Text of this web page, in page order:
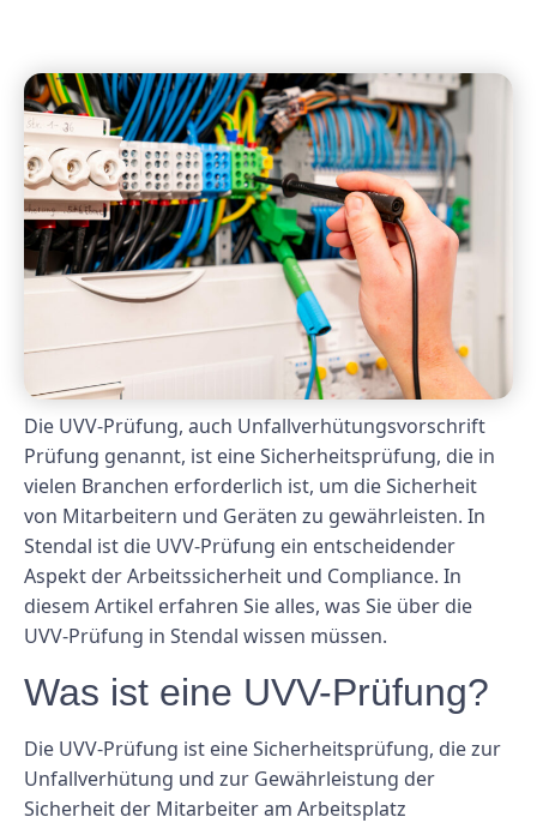
Die UVV-Prüfung, auch Unfallverhütungsvorschrift
Prüfung genannt, ist eine Sicherheitsprüfung, die in
vielen Branchen erforderlich ist, um die Sicherheit
von Mitarbeitern und Geräten zu gewährleisten. In
Stendal ist die UVV-Prüfung ein entscheidender
Aspekt der Arbeitssicherheit und Compliance. In
diesem Artikel erfahren Sie alles, was Sie über die
UVV-Prüfung in Stendal wissen müssen.
Was ist eine UVV-Prüfung?
Die UVV-Prüfung ist eine Sicherheitsprüfung, die zur
Unfallverhütung und zur Gewährleistung der
Sicherheit der Mitarbeiter am Arbeitsplatz